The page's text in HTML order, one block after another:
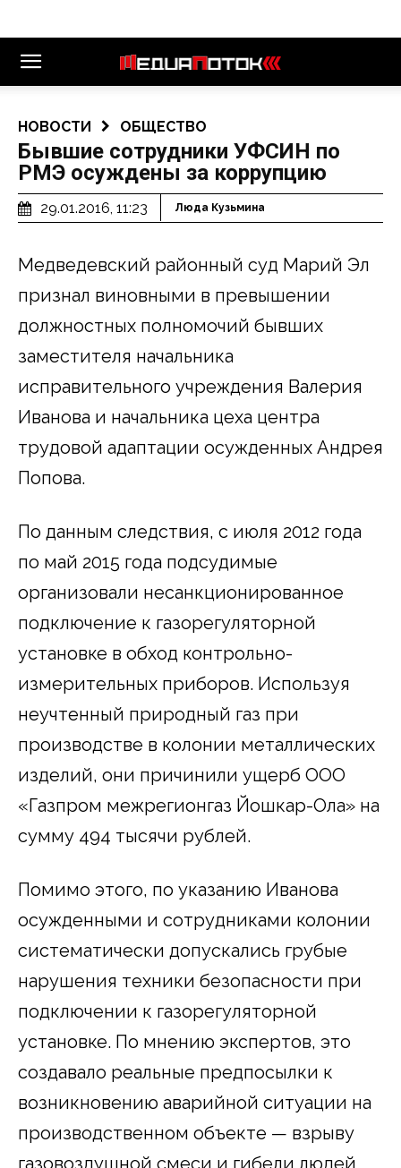
НОВОСТИ ОБЩЕСТВО
Бывшие сотрудники УФСИН по
РМЭ осуждены за коррупцию
29.01.2016, 11:23 Люда Кузьмина
Медведевский районный суд Марий Эл
признал виновными в превышении
должностных полномочий бывших
заместителя начальника
исправительного учреждения Валерия
Иванова и начальника цеха центра
трудовой адаптации осужденных Андрея
Попова.
По данным следствия, с июля 2012 года
по май 2015 года подсудимые
организовали несанкционированное
подключение к газорегуляторной
установке в обход контрольно-
измерительных приборов. Используя
неучтенный природный газ при
производстве в колонии металлических
изделий, они причинили ущерб ООО
«Газпром межрегионгаз Йошкар-Ола» на
сумму 494 тысячи рублей.
Помимо этого, по указанию Иванова
осужденными и сотрудниками колонии
систематически допускались грубые
нарушения техники безопасности при
подключении к газорегуляторной
установке. По мнению экспертов, это
создавало реальные предпосылки к
возникновению аварийной ситуации на
производственном объекте — взрыву
газовоздушной смеси и гибели людей.